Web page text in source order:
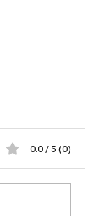
0.0 / 5 (0)